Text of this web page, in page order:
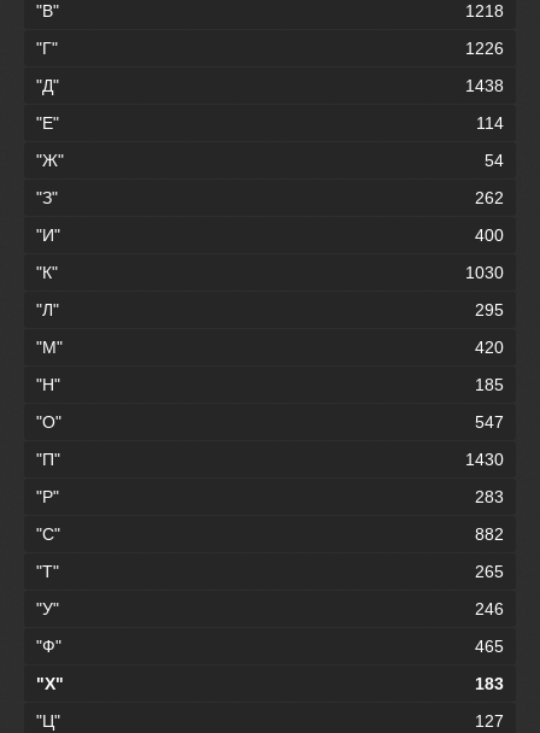
"В"
1218
"Г"
1226
"Д"
1438
"Е"
114
"Ж"
54
"З"
262
"И"
400
"К"
1030
"Л"
295
"М"
420
"Н"
185
"О"
547
"П"
1430
"Р"
283
"С"
882
"Т"
265
"У"
246
"Ф"
465
"Х"
183
"Ц"
127